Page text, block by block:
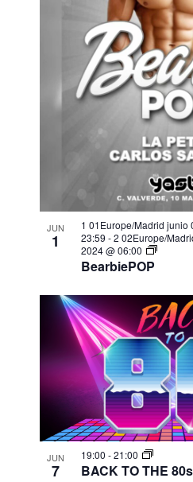
JUN
1
BearbiePOP
1 01Europe/Madrid junio
23:59 -2 02Europe/
2024 @ 06:00
JUN
7 BACK TO THE 80s
19:00 -21:00